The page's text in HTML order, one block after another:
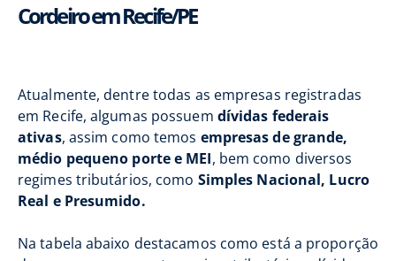
Cordeiro em Recife/PE
Atualmente, dentre todas as empresas registradas
em Recife, algumas possuem dívidas federais
ativas, assim como temos empresas de grande,
médio pequeno porte e MEI, bem como diversos
regimes tributários, como Simples Nacional, Lucro
Real e Presumido.
Na tabela abaixo destacamos como está a proporção